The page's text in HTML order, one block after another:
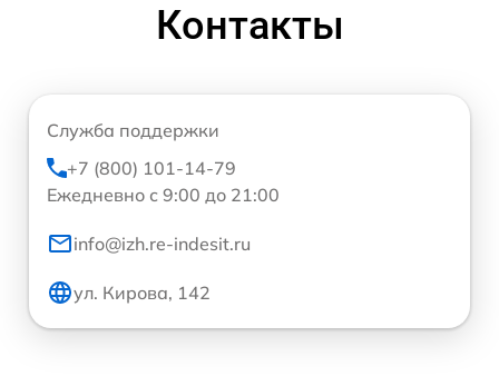
Контакты
Служба поддержки
+7 (800) 101-14-79
Ежедневно с 9:00 до 21:00
info@izh.re-indesit.ru
ул. Кирова, 142